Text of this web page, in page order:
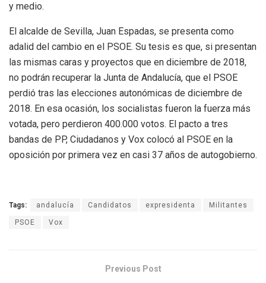
y medio.
El alcalde de Sevilla, Juan Espadas, se presenta como
adalid del cambio en el PSOE. Su tesis es que, si presentan
las mismas caras y proyectos que en diciembre de 2018,
no podrán recuperar la Junta de Andalucía, que el PSOE
perdió tras las elecciones autonómicas de diciembre de
2018. En esa ocasión, los socialistas fueron la fuerza más
votada, pero perdieron 400.000 votos. El pacto a tres
bandas de PP, Ciudadanos y Vox colocó al PSOE en la
oposición por primera vez en casi 37 años de autogobierno.
Tags: andalucía Candidatos expresidenta Militantes
PSOE Vox
Previous Post